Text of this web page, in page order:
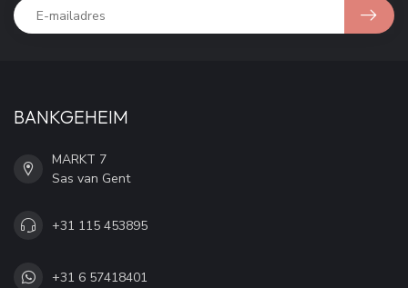
BANKGEHEIM
MARKT 7
Sas van Gent
+31 115 453895
+31 6 57418401